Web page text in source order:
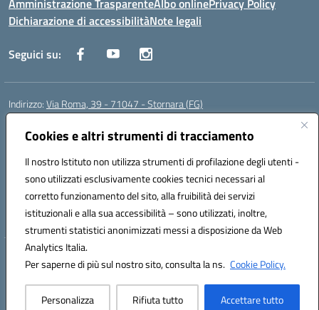
Cookies e altri strumenti di tracciamento
Il nostro Istituto non utilizza strumenti di profilazione degli utenti -
sono utilizzati esclusivamente cookies tecnici necessari al
corretto funzionamento del sito, alla fruibilità dei servizi
istituzionali e alla sua accessibilità – sono utilizzati, inoltre,
strumenti statistici anonimizzati messi a disposizione da Web
Analytics Italia.
Per saperne di più sul nostro sito, consulta la ns. Cookie Policy.
Personalizza Rifiuta tutto Accettare tutto
Amministrazione TrasparenteAlbo onlinePrivacy Policy
Dichiarazione di accessibilitàNote legali
Seguici su:
Indirizzo:Via Roma, 39 - 71047 - Stornara (FG)
Centralino:
Posta elettronica certificata (PEC):FGIC83700P@pec.istruzione.it
Codice fiscale: 90015650717
Codice meccanografico:FGIC83700P
Codice Indice delle Pubbliche Amministrazioni (IPA): istsc_fgic83700p
Codice unico di fatturazione (CUF): UFUOPR
Hosting & Powered by 3D Solution S.r.l.
Concept & Design by Designers Italia